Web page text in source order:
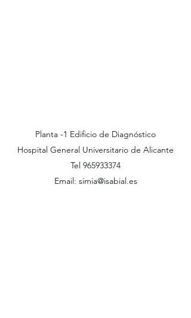
Planta -1 Edificio de Diagnóstico
Hospital General Universitario de Alicante
Tel 965933374
Email: simia@isabial.es